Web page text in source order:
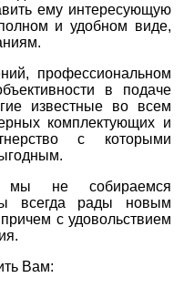
ему интересующую
и удобном виде,
профессиональном
в подаче
известные во всем
комплектующих и
с которыми
мы не собираемся
всегда рады новым
с удовольствием
Вам: